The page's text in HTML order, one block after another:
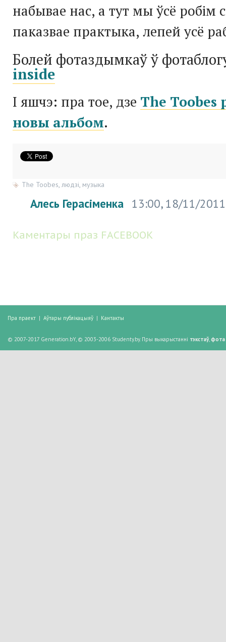
набывае нас, а тут мы ўсё робім
паказвае практыка, лепей усё
Болей фотаздымкаў ў
inside
І яшчэ: пра тое, дзе The Toobes
новы альбом.
The Toobes, людзі, музыка
Алесь Герасіменка 13:00, 18/11/2011
Каментары праз FACEBOOK
Пра праект | Аўтары публікацыяў | Кантакты
© 2007-2017 Generation.bY, © 2003-2006 Studenty.by. Пры выкарыстанні тэкстаў,фота